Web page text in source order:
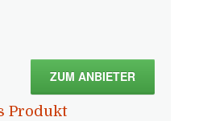
ZUM ANBIETER
Produkt